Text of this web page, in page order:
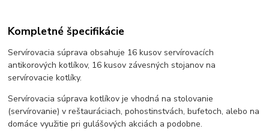
Kompletné špecifikácie
Servírovacia súprava obsahuje 16 kusov servírovacích
antikorových kotlíkov, 16 kusov závesných stojanov na
servírovacie kotlíky.
Servírovacia súprava kotlíkov je vhodná na stolovanie
(servírovanie) v reštauráciach, pohostinstvách, bufetoch, alebo na
domáce využitie pri gulášových akciách a podobne.